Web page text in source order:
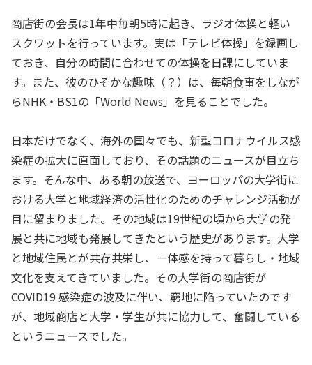
商店街の会長は1年中毎朝5時に起き、ラジオ体操と軽い
スクワットを行っています。実は「テレビ体操」を録画し
ておき、自分の時間に合わせての体操を日課にしていま
す。また、彼のひそかな趣味（？）は、毎朝食事をしなが
らNHK・BS1の「World News」を見ることでした。
日本だけでなく、海外の国々でも、新型コロナウイルス感
染症の拡大に直面しており、その話題のニュースが目立ち
ます。そんな中、ある朝の放送で、ヨーロッパの大学街に
おける大学と地域経済の活性化のためのチャレンジ活動が
目に留まりました。その地域は19世紀の頃から大学の発
展と共に地域も発展してきたという歴史があります。大学
と地域住民とが共存共栄し、一体感を持って暮らし・地域
文化を支えてきていました。その大学街の商店街が
COVID19 感染症の波及に伴い、窮地に陥っていたのです
が、地域商店と大学・学生が共に協力して、奮闘している
というニュースでした。